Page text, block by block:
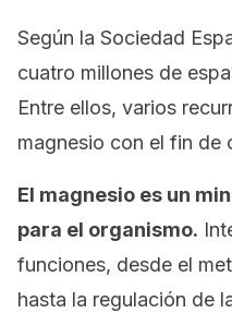
Según la Sociedad
cuatro millones de
Entre ellos, varios
magnesio con el fin de
El magnesio es un
para el organismo.
funciones, desde el
hasta la regulación de